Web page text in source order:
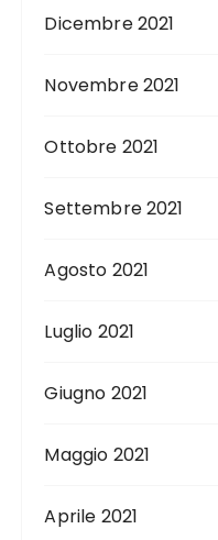
Dicembre 2021
Novembre 2021
Ottobre 2021
Settembre 2021
Agosto 2021
Luglio 2021
Giugno 2021
Maggio 2021
Aprile 2021